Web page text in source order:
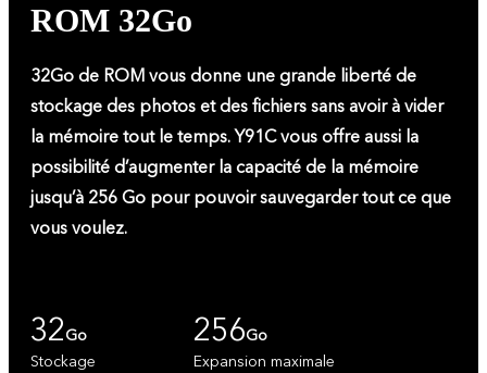
ROM 32Go
32Go de ROM vous donne une grande liberté de
stockage des photos et des fichiers sans avoir à vider
la mémoire tout le temps. Y91C vous offre aussi la
possibilité d’augmenter la capacité de la mémoire
jusqu’à 256 Go pour pouvoir sauvegarder tout ce que
vous voulez.
32Go
Stockage
256Go
Expansion maximale